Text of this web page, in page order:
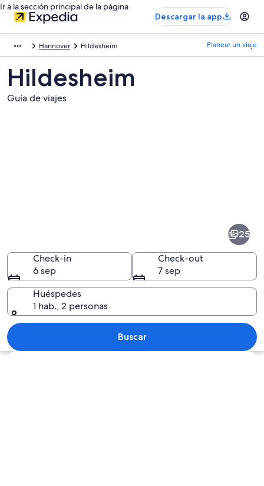
Ir a la sección principal de la página
Descargar la app
Hannover Hildesheim Planear un viaje
Hildesheim
Guía de viajes
Vista aérea de una ciudad con un
25
Check-in
6 sep
Check-out
7 sep
Huéspedes
1 hab., 2 personas
Buscar
Explorar mapa